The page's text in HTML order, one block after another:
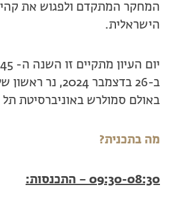
המחקר המתקדם ולפגוש את
הישראלית.
ב-26 בדצמבר 2024, נר
באולם סמולרש באוניברסיטת תל
מה בתכנית?
09:30-08:30 – התכנסות: